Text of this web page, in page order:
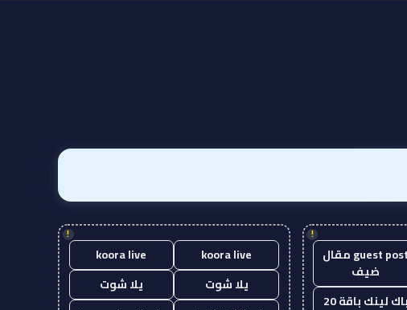
!
guest post مقال
ضيف
باك لينك باقة 20
!
koora live
koora live
يلا شوت
يلا شوت